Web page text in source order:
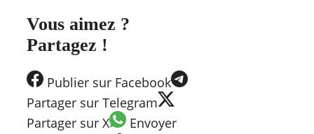
Vous aimez ?
Partagez !
Publier sur Facebook
Partager sur Telegram
Partager sur X
Envoyer